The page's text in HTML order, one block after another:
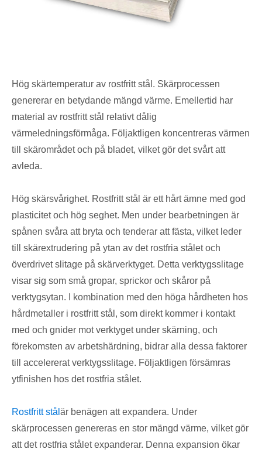
Hög skärtemperatur av rostfritt stål. Skärprocessen
genererar en betydande mängd värme. Emellertid har
material av rostfritt stål relativt dålig
värmeledningsförmåga. Följaktligen koncentreras värmen
till skärområdet och på bladet, vilket gör det svårt att
avleda.
Hög skärsvårighet. Rostfritt stål är ett hårt ämne med god
plasticitet och hög seghet. Men under bearbetningen är
spånen svåra att bryta och tenderar att fästa, vilket leder
till skärextrudering på ytan av det rostfria stålet och
överdrivet slitage på skärverktyget. Detta verktygsslitage
visar sig som små gropar, sprickor och skåror på
verktygsytan. I kombination med den höga hårdheten hos
hårdmetaller i rostfritt stål, som direkt kommer i kontakt
med och gnider mot verktyget under skärning, och
förekomsten av arbetshärdning, bidrar alla dessa faktorer
till accelererat verktygsslitage. Följaktligen försämras
ytfinishen hos det rostfria stålet.
Rostfritt stål är benägen att expandera. Under
skärprocessen genereras en stor mängd värme, vilket gör
att det rostfria stålet expanderar. Denna expansion ökar